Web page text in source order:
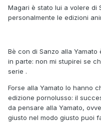
Magari è stato lui a volere di
personalmente le edizioni
Bè con di Sanzo alla
in parte: non mi stupirei se
serie .
Forse alla Yamato lo hanno
edizione pornolusso: il
da pensare alla Yamato,
giusto nel modo giusto puoi